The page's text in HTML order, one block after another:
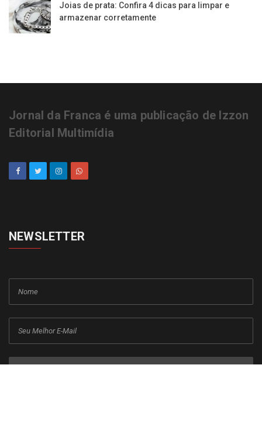
Joias de prata: Confira 4 dicas para limpar e
armazenar corretamente
Jornal da Franca é uma publicação de Izzon
Editorial Multimídia
NEWSLETTER